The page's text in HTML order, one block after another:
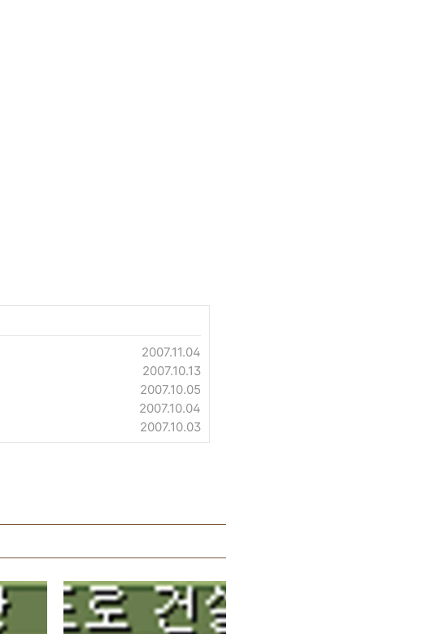
2007.11.04
2007.10.13
2007.10.05
2007.10.04
2007.10.03